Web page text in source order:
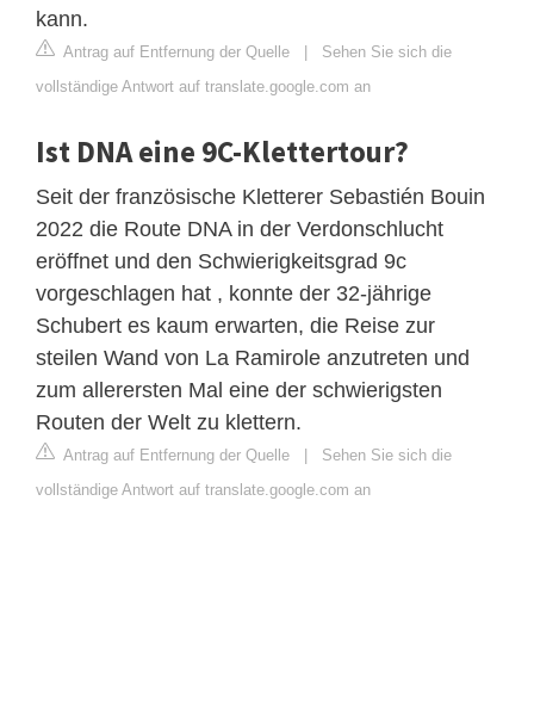
kann.
Antrag auf Entfernung der Quelle | Sehen Sie sich die
vollständige Antwort auf translate.google.com an
Ist DNA eine 9C-Klettertour?
Seit der französische Kletterer Sebastién Bouin
2022 die Route DNA in der Verdonschlucht
eröffnet und den Schwierigkeitsgrad 9c
vorgeschlagen hat , konnte der 32-jährige
Schubert es kaum erwarten, die Reise zur
steilen Wand von La Ramirole anzutreten und
zum allerersten Mal eine der schwierigsten
Routen der Welt zu klettern.
Antrag auf Entfernung der Quelle | Sehen Sie sich die
vollständige Antwort auf translate.google.com an